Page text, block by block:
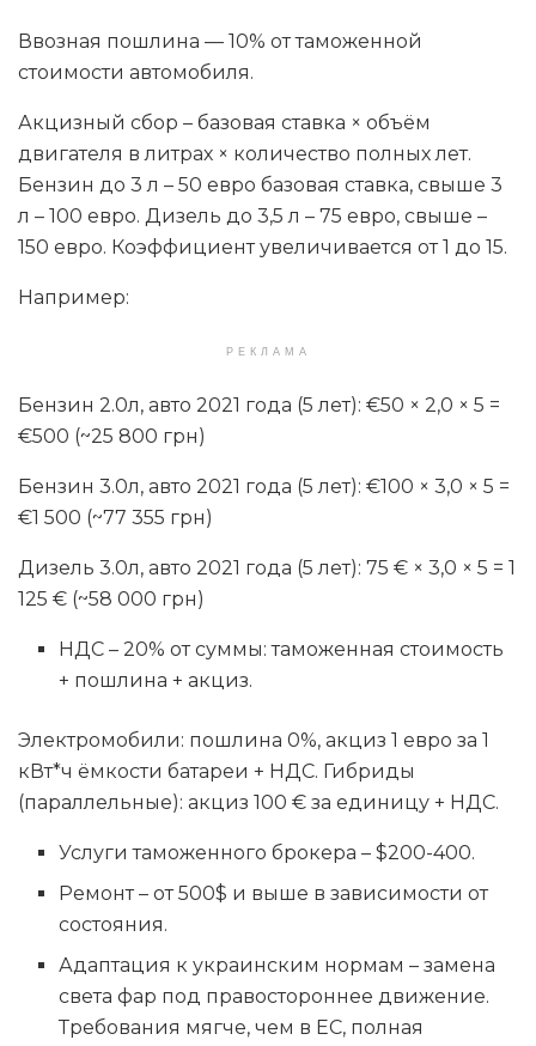
Ввозная пошлина — 10% от таможенной
стоимости автомобиля.
Акцизный сбор – базовая ставка × объём
двигателя в литрах × количество полных лет.
Бензин до 3 л – 50 евро базовая ставка, свыше 3
л – 100 евро. Дизель до 3,5 л – 75 евро, свыше –
150 евро. Коэффициент увеличивается от 1 до 15.
Например:
РЕКЛАМА
Бензин 2.0л, авто 2021 года (5 лет): €50 × 2,0 × 5 =
€500 (~25 800 грн)
Бензин 3.0л, авто 2021 года (5 лет): €100 × 3,0 × 5 =
€1 500 (~77 355 грн)
Дизель 3.0л, авто 2021 года (5 лет): 75 € × 3,0 × 5 = 1
125 € (~58 000 грн)
НДС – 20% от суммы: таможенная стоимость
+ пошлина + акциз.
Электромобили: пошлина 0%, акциз 1 евро за 1
кВт*ч ёмкости батареи + НДС. Гибриды
(параллельные): акциз 100 € за единицу + НДС.
Услуги таможенного брокера – $200-400.
Ремонт – от 500$ и выше в зависимости от
состояния.
Адаптация к украинским нормам – замена
света фар под правостороннее движение.
Требования мягче, чем в ЕС, полная